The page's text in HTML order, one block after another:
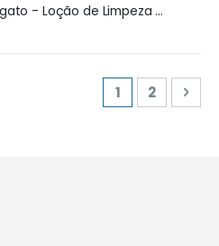
Loção PLOUF para cão e gato - Loção de Limpeza 250ml
Page
You're
1 Page
2